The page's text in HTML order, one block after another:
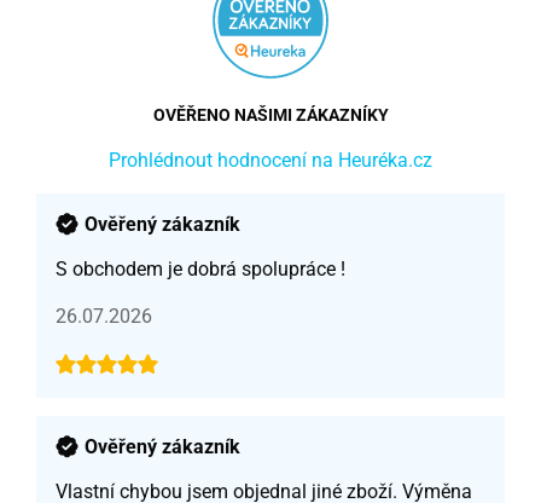
OVĚŘENO NAŠIMI ZÁKAZNÍKY
Prohlédnout hodnocení na Heuréka.cz
Ověřený zákazník
S obchodem je dobrá spolupráce !
26.07.2026
Ověřený zákazník
Vlastní chybou jsem objednal jiné zboží. Výměna